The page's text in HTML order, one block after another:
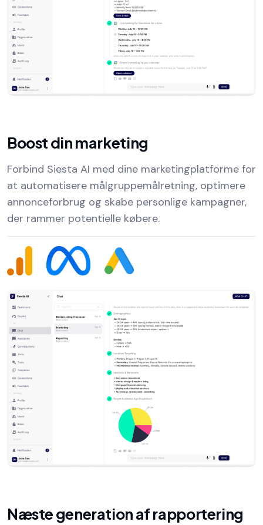
Boost din marketing
Forbind Siesta AI med dine marketingplatforme for
at automatisere målgruppemålretning, optimere
annonceforbrug og skabe personlige kampagner,
der rammer potentielle købere.
Næste generation af rapportering